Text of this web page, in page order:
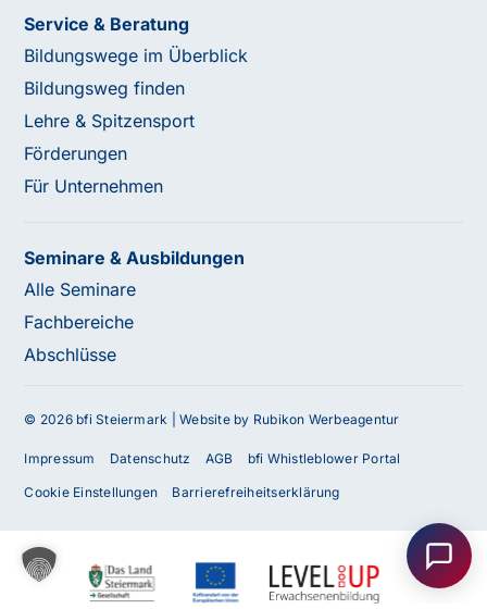
Haben Sie Fragen oder benötigen Sie
Unser Team ist gerne für Sie da! Nehmen Sie jetzt
Kontakt mit uns auf – wir freuen uns auf Ihre Anfrage.
Service & Beratung
Bildungswege im Überblick
Bildungsweg finden
Lehre & Spitzensport
Förderungen
Für Unternehmen
Seminare & Ausbildungen
Alle Seminare
Fachbereiche
Abschlüsse
© 2026 bfi Steiermark |Website by Rubikon Werbeagentur
Impressum Datenschutz AGB bfi Whistleblower Portal
Cookie Einstellungen Barrierefreiheitserklärung